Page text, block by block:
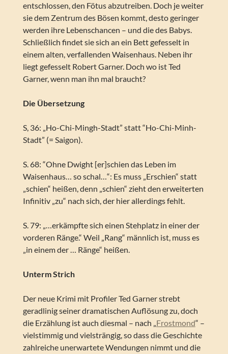
entschlossen, den Fötus abzutreiben. Doch je weiter
sie dem Zentrum des Bösen kommt, desto geringer
werden ihre Lebenschancen – und die des Babys.
Schließlich findet sie sich an ein Bett gefesselt in
einem alten, verfallenden Waisenhaus. Neben ihr
liegt gefesselt Robert Garner. Doch wo ist Ted
Garner, wenn man ihn mal braucht?
Die Übersetzung
S, 36: „Ho-Chi-Mingh-Stadt” statt “Ho-Chi-Minh-
Stadt” (= Saigon).
S. 68: “Ohne Dwight [er]schien das Leben im
Waisenhaus… so schal…“: Es muss „Erschien“ statt
„schien“ heißen, denn „schien“ zieht den erweiterten
Infinitiv „zu“ nach sich, der hier allerdings fehlt.
S. 79: „…erkämpfte sich einen Stehplatz in einer der
vorderen Ränge.“ Weil „Rang“ männlich ist, muss es
„in einem der … Ränge“ heißen.
Unterm Strich
Der neue Krimi mit Profiler Ted Garner strebt
geradlinig seiner dramatischen Auflösung zu, doch
die Erzählung ist auch diesmal – nach „Frostmond“ –
vielstimmig und vielsträngig, so dass die Geschichte
zahlreiche unerwartete Wendungen nimmt und die